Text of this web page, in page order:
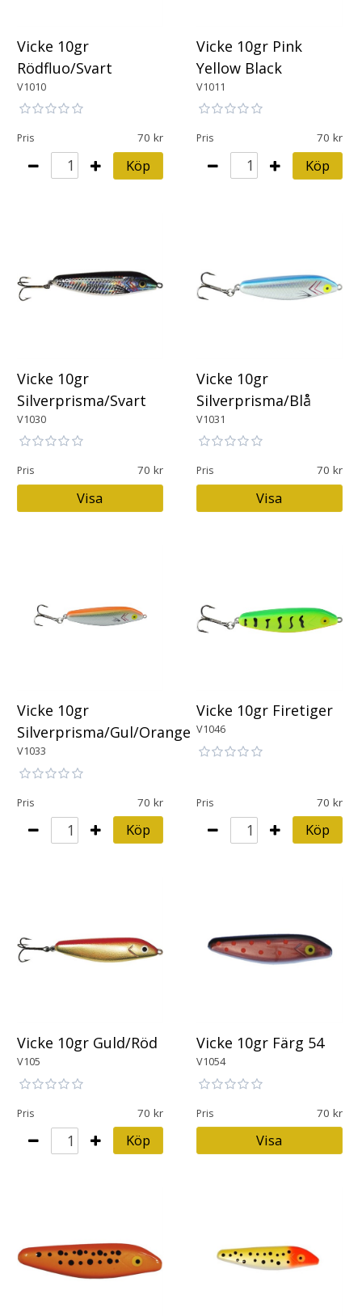
Vicke 10gr
Rödfluo/Svart
V1010
Pris 70
Köp
Vicke 10gr Pink
Yellow Black
V1011
Pris 70
Köp
Vicke 10gr
Silverprisma/Svart
V1030
Pris 70
Visa
Vicke 10gr
Silverprisma/Blå
V1031
Pris 70
Visa
Vicke 10gr
Silverprisma/Gul/Orange
V1033
Pris 70
Köp
Vicke 10gr Firetiger
V1046
Pris 70
Köp
Vicke 10gr Guld/Röd
V105
Pris 70
Köp
Vicke 10gr Färg 54
V1054
Pris 70
Visa